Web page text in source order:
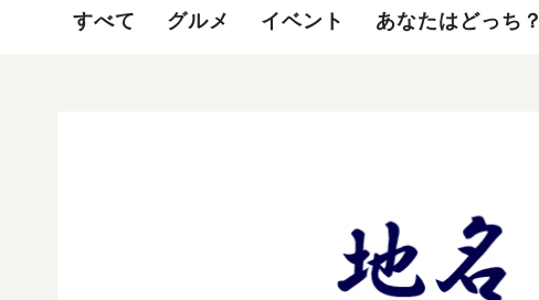
すべて グルメ イベント あなたはどっち？